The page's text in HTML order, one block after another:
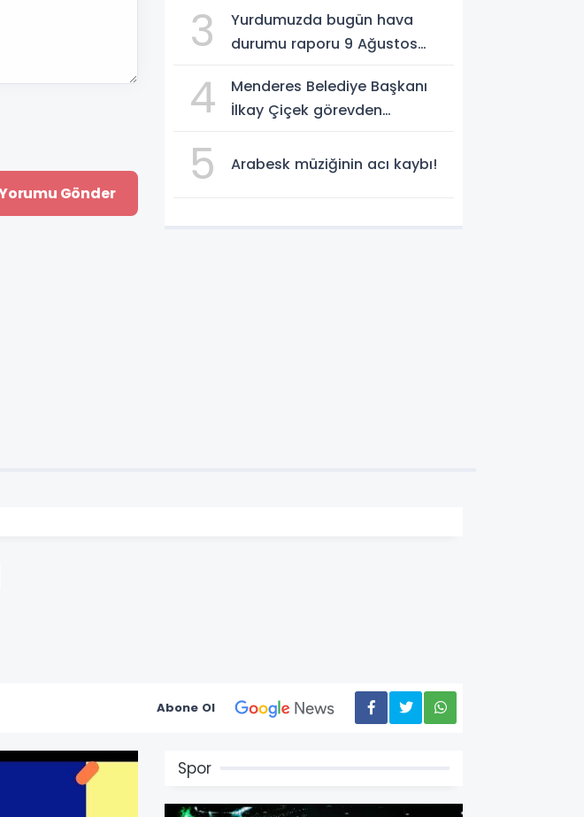
3
Yurdumuzda bugün hava
durumu raporu 9 Ağustos
4
Menderes Belediye Başkanı
İlkay Çiçek görevden
5 Arabesk müziğinin acı kaybı!
Abone Ol
Spor